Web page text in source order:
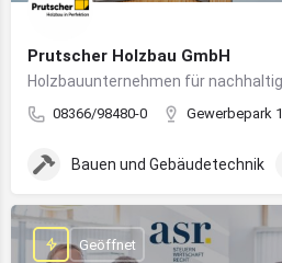
Prutscher Holzbau GmbH
08366/98480-0 Gewerbepark 1
Bauen und Gebäudetechnik
Geöffnet